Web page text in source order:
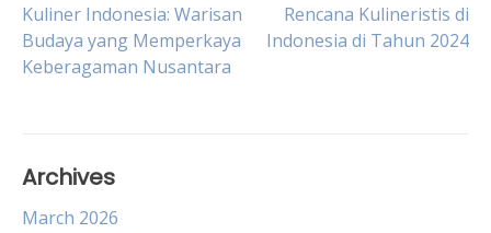
Post
navigation
Kuliner Indonesia: Warisan
Budaya yang Memperkaya
Keberagaman Nusantara
Rencana Kulineristis di
Indonesia di Tahun 2024
Archives
March 2026